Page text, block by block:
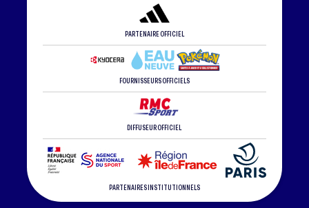
PARTENAIRE OFFICIEL
FOURNISSEURS OFFICIELS
DIFFUSEUR OFFICIEL
PARTENAIRES INSTITUTIONNELS